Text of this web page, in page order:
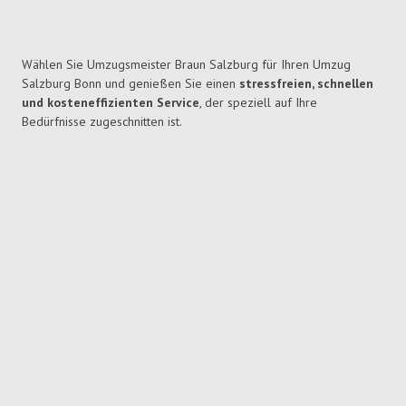
Wählen Sie Umzugsmeister Braun Salzburg für Ihren Umzug
Salzburg Bonn und genießen Sie einen stressfreien, schnellen
und kosteneffizienten Service, der speziell auf Ihre
Bedürfnisse zugeschnitten ist.